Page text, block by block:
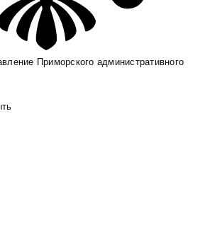
Приморского административного